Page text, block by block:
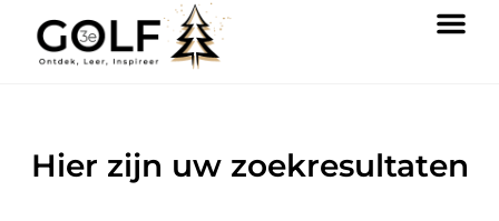
Hier zijn uw zoekresultaten